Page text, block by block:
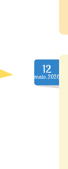
12
maio.2026